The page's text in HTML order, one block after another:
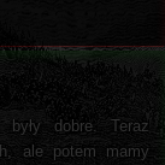
dobre. Teraz
ale potem mamy